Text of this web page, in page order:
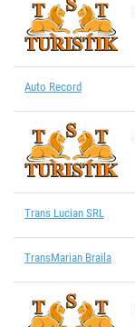
Auto Record
Trans Lucian SRL
TransMarian Braila